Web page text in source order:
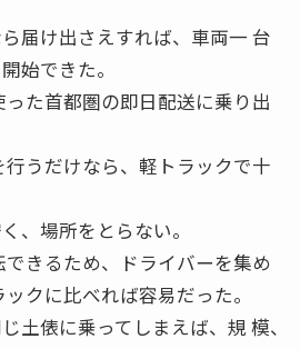
届け出さえすれば、車両一 台
始できた。
た首都圏の即日配送に乗り出
うだけなら、軽トラックで十
、場所をとらない。
きるため、ドライバーを集め
クに比べれば容易だった。
土俵に乗ってしまえば、規 模、